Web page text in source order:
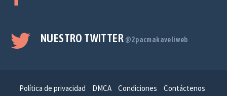
NUESTRO TWITTER @2pacmakaveliweb
Política de privacidad DMCA Condiciones Contáctenos